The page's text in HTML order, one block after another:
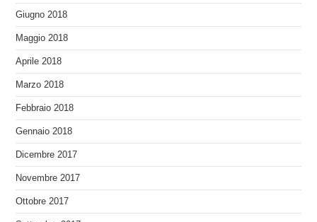
Giugno 2018
Maggio 2018
Aprile 2018
Marzo 2018
Febbraio 2018
Gennaio 2018
Dicembre 2017
Novembre 2017
Ottobre 2017